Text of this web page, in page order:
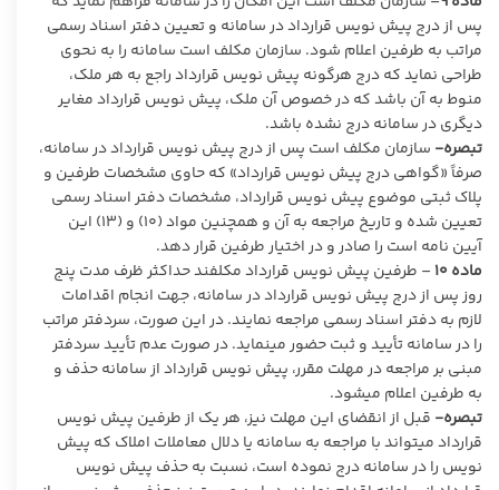
پس از درج پیش نویس قرارداد در سامانه و تعیین دفتر اسناد رسمی
مراتب به طرفین اعلام شود. سازمان مکلف است سامانه را به نحوی
طراحی نماید که درج هرگونه پیش نویس قرارداد راجع به هر ملک،
منوط به آن باشد که در خصوص آن ملک، پیش نویس قرارداد مغایر
دیگری در سامانه درج نشده باشد.
تبصره- سازمان مکلف است پس از درج پیش نویس قرارداد در سامانه،
صرفاً «گواهی درج پیش نویس قرارداد» که حاوی مشخصات طرفین و
پلاک ثبتی موضوع پیش نویس قرارداد، مشخصات دفتر اسناد رسمی
تعیین شده و تاریخ مراجعه به آن و همچنین مواد (۱۰) و (۱۳) این
آیین نامه است را صادر و در اختیار طرفین قرار دهد.
ماده ۱۰ – طرفین پیش نویس قرارداد مکلفند حداکثر ظرف مدت پنج
روز پس از درج پیش نویس قرارداد در سامانه، جهت انجام اقدامات
لازم به دفتر اسناد رسمی مراجعه نمایند. در این صورت، سردفتر مراتب
را در سامانه تأیید و ثبت حضور مینماید. در صورت عدم تأیید سردفتر
مبنی بر مراجعه در مهلت مقرر، پیش نویس قرارداد از سامانه حذف و
به طرفین اعلام میشود.
تبصره- قبل از انقضای این مهلت نیز، هر یک از طرفین پیش نویس
قرارداد میتواند با مراجعه به سامانه یا دلال معاملات املاک که پیش
نویس را در سامانه درج نموده است، نسبت به حذف پیش نویس